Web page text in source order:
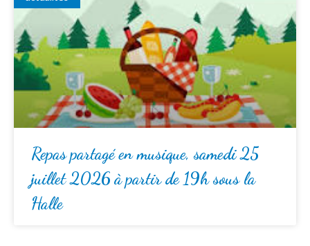
Repas partagé en musique, samedi 25
juillet 2026 à partir de 19h sous la
Halle